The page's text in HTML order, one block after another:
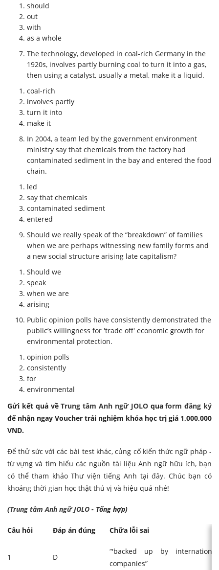
should
out
with
as a whole
The technology, developed in coal-rich Germany in the
1920s, involves partly burning coal to turn it into a gas,
then using a catalyst, usually a metal, make it a liquid.
coal-rich
involves partly
turn it into
make it
In 2004, a team led by the government environment
ministry say that chemicals from the factory had
contaminated sediment in the bay and entered the food
chain.
led
say that chemicals
contaminated sediment
entered
Should we really speak ofthe “breakdown” of families
when we are perhaps witnessing new family forms and
a new social structure arising late capitalism?
Should we
speak
when we are
arising
Public opinion polls have consistently demonstrated the
public’s willingness for 'trade off' economic growth for
environmental protection.
opinion polls
consistently
for
environmental
Gửi kết quả vềTrung tâm Anh ngữ JOLOquaform đăng ký
để nhận ngay Voucher trải nghiệm khóa học trị giá 1,000,000
VND.
Để thử sức với các bài test khác, củng cố kiến thức ngữ pháp -
từ vựng và tìm hiểu các nguồn tài liệu Anh ngữ hữu ích, bạn
có thể tham khảo Thư viện tiếng Anh tạiđây. Chúc bạn có
khoảng thời gian học thật thú vị và hiệu quả nhé!
(Trung tâm Anh ngữ JOLO - Tổng hợp)
Câu hỏi Đáp án đúng Chữa lỗi sai
1 D
“'backed up by
companies”